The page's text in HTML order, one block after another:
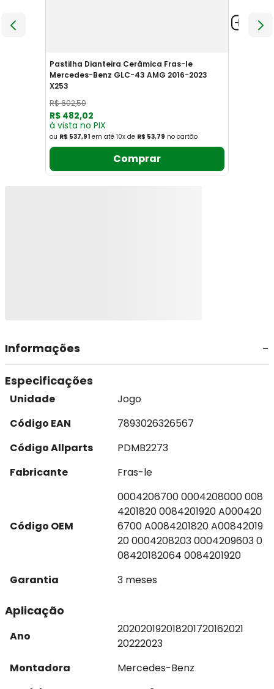
Pastilha Dianteira Cerâmica Fras-le
Mercedes-Benz GLC-43 AMG 2016-2023
X253
R$602,50
R$ 482,02
à vista no PIX
ou R$ 537,91 em até 10x de R$ 53,79 no cartão
Comprar
Informações
Especificações
Unidade
Jogo
Código EAN
7893026326567
Código Allparts
PDMB2273
Fabricante
Fras-le
Código OEM
0004206700 0004208000 008
4201820 0084201920 A000420
6700 A0084201820 A00842019
20 0004208203 0004209603 0
08420182064 0084201920
Garantia
3 meses
Aplicação
Ano
202020192018201720162021
20222023
Montadora
Mercedes-Benz